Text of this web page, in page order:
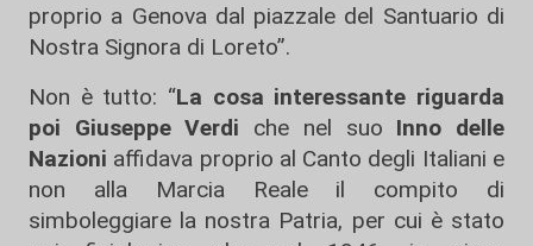
proprio a Genova dal piazzale del Santuario di
Nostra Signora di Loreto”.
Non è tutto: “La cosa interessante riguarda
poi Giuseppe Verdi che nel suo Inno delle
Nazioni affidava proprio al Canto degli Italiani e
non alla Marcia Reale il compito di
simboleggiare la nostra Patria, per cui è stato